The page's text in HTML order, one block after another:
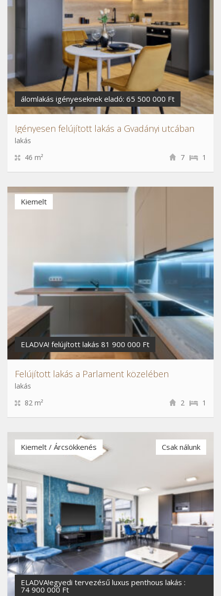
álomlakás igényeseknek eladó: 65 500 000 Ft
Igényesen felújított lakás a Gvadányi utcában
lakás
46 m²
1
7
ELADVA! felújított lakás 81 900 000 Ft
Kiemelt
Felújított lakás a Parlament közelében
lakás
82 m²
1
2
ELADVA!egyedi tervezésű luxus penthous lakás :
74 900 000 Ft
Kiemelt / Árcsökkenés Csak nálunk